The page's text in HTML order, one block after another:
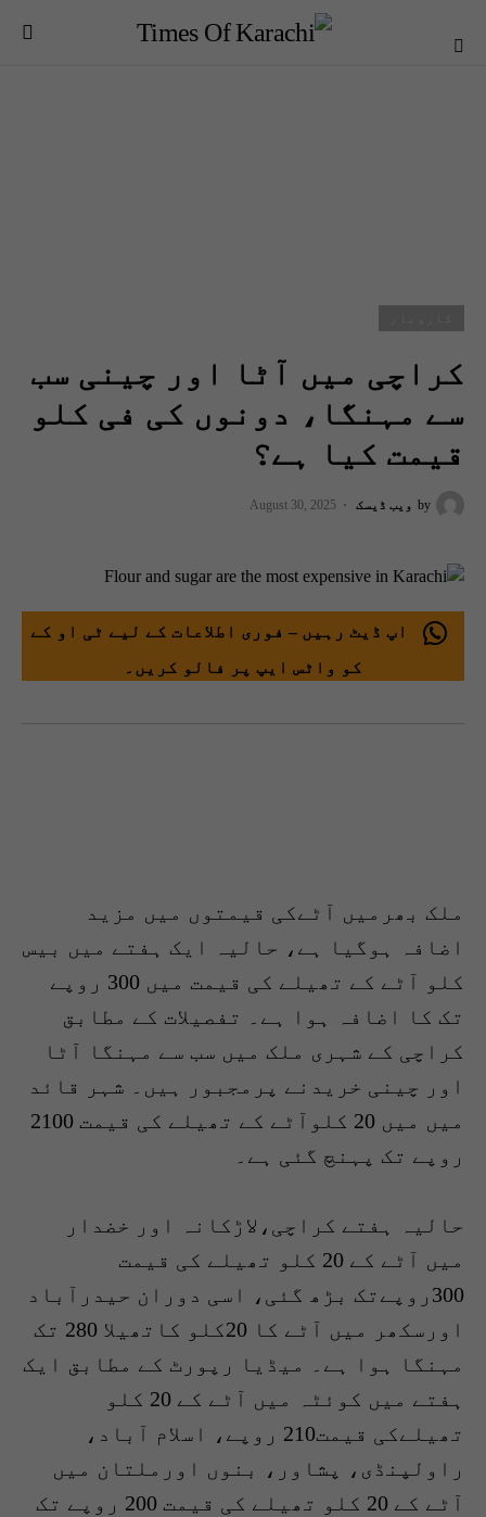
کراچی میں آٹا اور چینی سب
سے مہنگا، دونوں کی فی کلو
قیمت کیا ہے؟
by ویب ڈیسک August 30, 2025
اپ ڈیٹ رہیں – فوری اطلاعات کے لیے ٹی او کے
کو واٹس ایپ پر فالو کریں۔
ملک بھرمیں آٹےکی قیمتوں میں مزید
اضافہ ہوگیا ہے، حالیہ ایک ہفتے میں بیس
کلو آٹے کے تھیلے کی قیمت میں 300 روپے
تک کا اضافہ ہوا ہے۔ تفصیلات کے مطابق
کراچی کے شہری ملک میں سب سے مہنگا آٹا
اور چینی خریدنے پرمجبور ہیں۔ شہر قائد
میں میں 20 کلوآٹے کے تھیلے کی قیمت 2100
روپے تک پہنچ گئی ہے۔
حالیہ ہفتے کراچی،لاڑکانہ اور خضدار
میں آٹے کے 20 کلو تھیلے کی قیمت
300روپےتک بڑھ گئی، اسی دوران حیدرآباد
اورسکھر میں آٹے کا 20کلو کاتھیلا 280 تک
مہنگا ہوا ہے۔ میڈیا رپورٹ کے مطابق ایک
ہفتے میں کوئٹہ میں آٹے کے 20 کلو
تھیلےکی قیمت210 روپے، اسلام آباد،
راولپنڈی، پشاور، بنوں اورملتان میں
آٹے کے 20 کلو تھیلے کی قیمت 200 روپے تک